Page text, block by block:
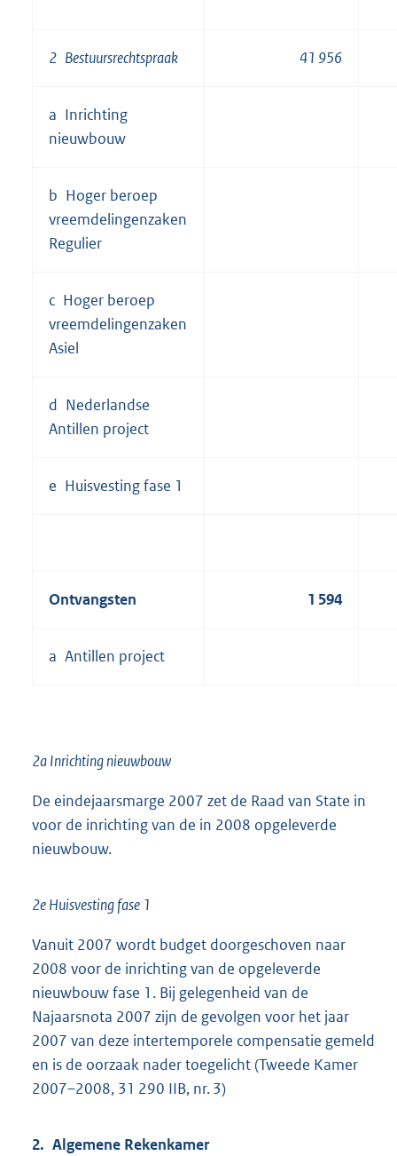
2 Bestuursrechtspraak 41 956
a Inrichting
nieuwbouw
b Hoger beroep
vreemdelingenzaken
Regulier
c Hoger beroep
vreemdelingenzaken
Asiel
d Nederlandse
Antillen project
e Huisvesting fase 1
Ontvangsten 1 594
a Antillen project
2a Inrichting nieuwbouw
De eindejaarsmarge 2007 zet de Raad van State in
voor de inrichting van de in 2008 opgeleverde
nieuwbouw.
2e Huisvesting fase 1
Vanuit 2007 wordt budget doorgeschoven naar
2008 voor de inrichting van de opgeleverde
nieuwbouw fase 1. Bij gelegenheid van de
Najaarsnota 2007 zijn de gevolgen voor het jaar
2007 van deze intertemporele compensatie gemeld
en is de oorzaak nader toegelicht (Tweede Kamer
2007–2008, 31 290 IIB, nr. 3)
2. Algemene Rekenkamer